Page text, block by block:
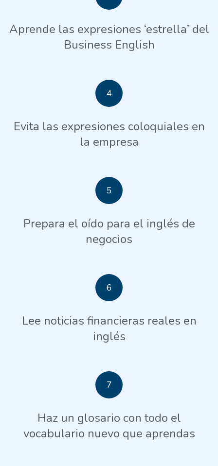
Aprende las expresiones ‘estrella’ del
Business English
4
Evita las expresiones coloquiales en
la empresa
5
Prepara el oído para el inglés de
negocios
6
Lee noticias financieras reales en
inglés
7
Haz un glosario con todo el
vocabulario nuevo que aprendas